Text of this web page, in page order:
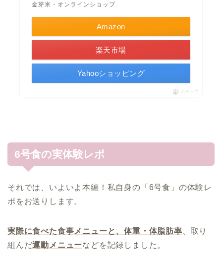
金芽米・オンラインショップ
Amazon
楽天市場
Yahooショッピング
ポチップ
6号食の実体験レポ
それでは、いよいよ本編！私自身の「6号食」の体験レ
ポをお送りします。
実際に食べた食事メニューと、体重・体脂肪率 、取り
組んだ運動メニューなどを記録しました。